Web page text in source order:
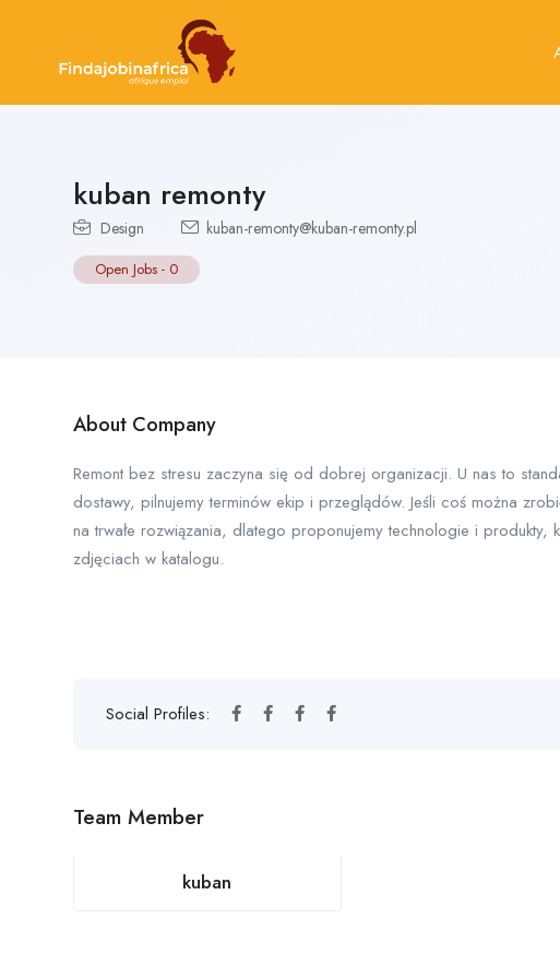
kuban remonty
Design kuban-remonty@kuban-remonty.pl
Open Jobs - 0
About Company
Remont bez stresu zaczyna się od dobrej organizacji. U nas to
dostawy, pilnujemy terminów ekip i przeglądów. Jeśli coś można
na trwałe rozwiązania, dlatego proponujemy technologie i
zdjęciach w katalogu.
Social Profiles:
Team Member
kuban